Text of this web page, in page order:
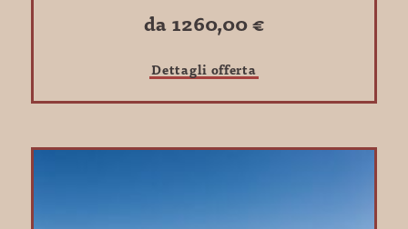
da 1260,00 €
Dettagli offerta